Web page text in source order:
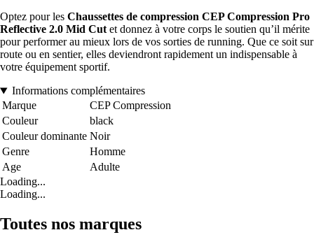
Optez pour les Chaussettes de compression CEP Compression Pro
Reflective 2.0 Mid Cut et donnez à votre corps le soutien qu’il mérite
pour performer au mieux lors de vos sorties de running. Que ce soit sur
route ou en sentier, elles deviendront rapidement un indispensable à
votre équipement sportif.
Informations complémentaires
Marque
CEP Compression
Couleur
black
Couleur dominante Noir
Genre
Homme
Age
Adulte
Loading...
Loading...
Toutes nos marques